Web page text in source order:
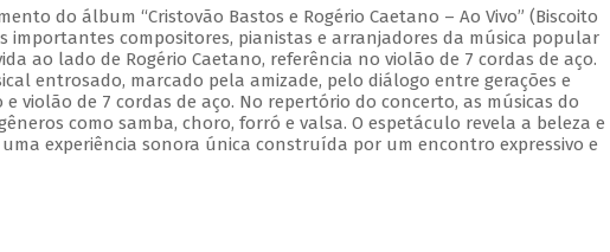
do álbum “Cristovão Bastos e Rogério Caetano – Ao Vivo” (Biscoito
importantes compositores, pianistas e arranjadores da música popular
ao lado de Rogério Caetano, referência no violão de 7 cordas de aço.
entrosado, marcado pela amizade, pelo diálogo entre gerações e
violão de 7 cordas de aço. No repertório do concerto, as músicas do
como samba, choro, forró e valsa. O espetáculo revela a beleza e
experiência sonora única construída por um encontro expressivo e